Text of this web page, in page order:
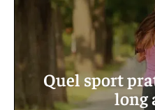
Quel sport
long